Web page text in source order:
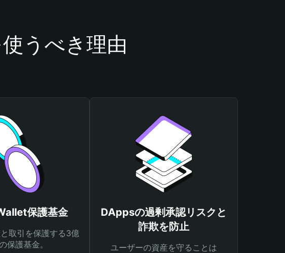
うべき理由
保護基金
取引を保護する3億
保護基金。
DAppsの過剰承認リスクと
詐欺を防止
ユーザーの資産を守ることは